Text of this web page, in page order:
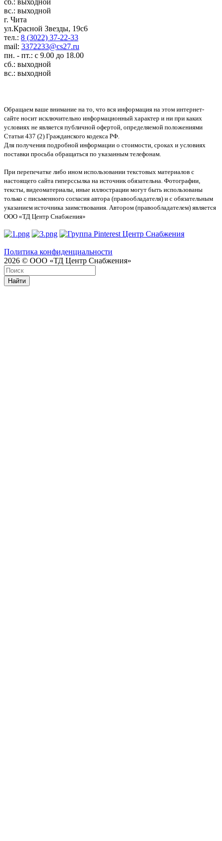
вс.: выходной
г. Чита
ул.Красной Звезды, 19с6
тел.: 8 (3022) 37-22-33
mail: 3372233@cs27.ru
пн. - пт.: с 9.00 до 18.00
сб.: выходной
вс.: выходной
Обращаем ваше внимание на то, что вся информация на этом интернет-
сайте носит исключительно информационный характер и ни при каких
условиях не является публичной офертой, определяемой положениями
Статьи 437 (2) Гражданского кодекса РФ.
Для получения подробной информации о стоимости, сроках и условиях
поставки просьба обращаться по указанным телефонам.
При перепечатке либо ином использовании текстовых материалов с
настоящего сайта гиперссылка на источник обязательна. Фотографии,
тексты, видеоматериалы, иные иллюстрации могут быть использованы
только с письменного согласия автора (правообладателя) и с обязательным
указанием источника заимствования. Автором (правообладателем) является
ООО «ТД Центр Снабжения»
Политика конфиденциальности
2026 © ООО «ТД Центр Снабжения»
Найти